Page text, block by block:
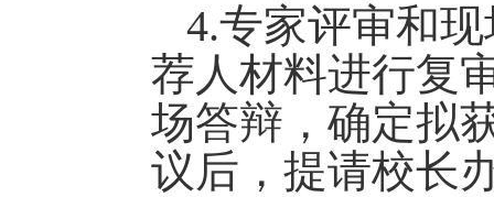
4.专家评审和
荐人材料进行复
场答辩，确定拟
议后，提请校长